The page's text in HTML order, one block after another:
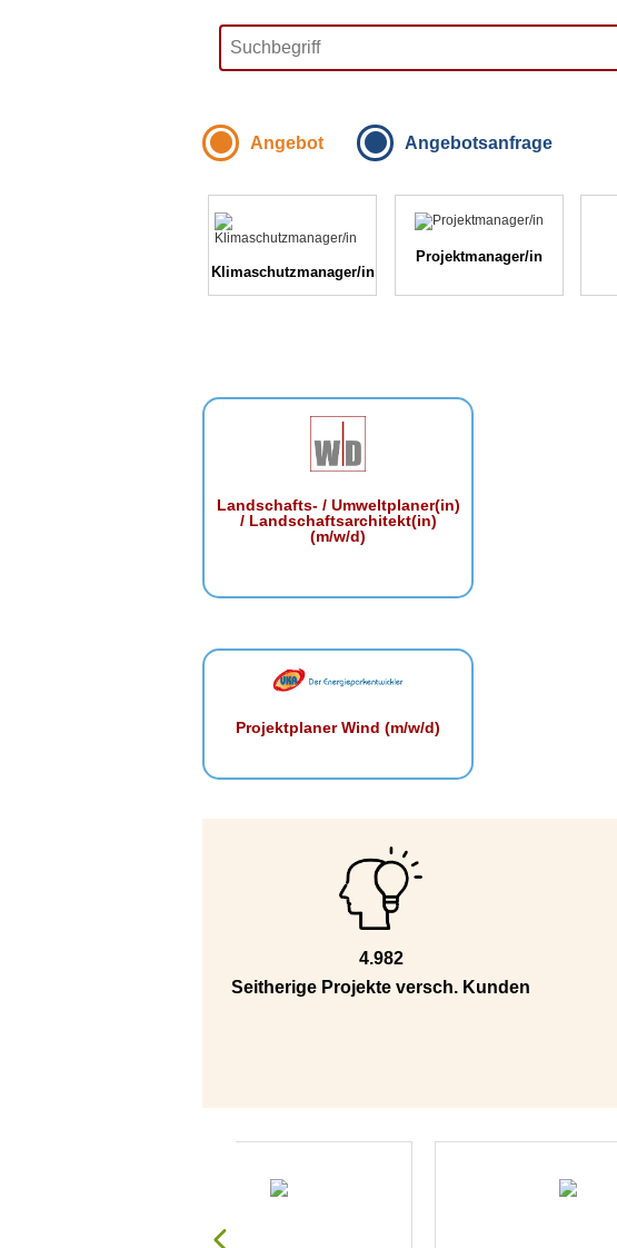
Angebot Angebotsanfrage
Klimaschutzmanager/in
Projektmanager/in
Landschafts- / Umweltplaner(in)
/ Landschaftsarchitekt(in)
(m/w/d)
Projektplaner Wind (m/w/d)
4.982
Seitherige Projekte versch. Kunden